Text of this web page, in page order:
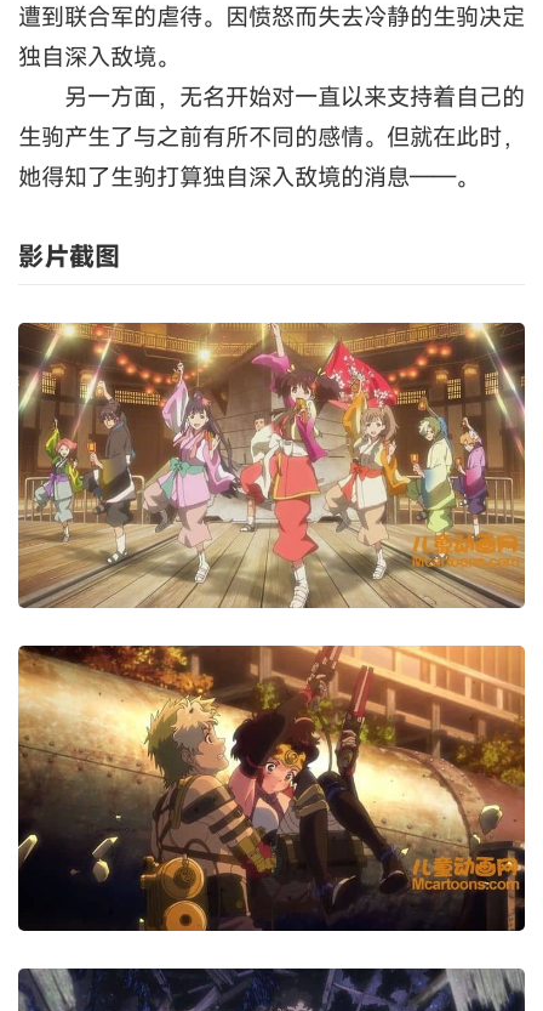
遭到联合军的虐待。因愤怒而失去冷静的生驹决定
独自深入敌境。
另一方面，无名开始对一直以来支持着自己的
生驹产生了与之前有所不同的感情。但就在此时，
她得知了生驹打算独自深入敌境的消息——。
影片截图